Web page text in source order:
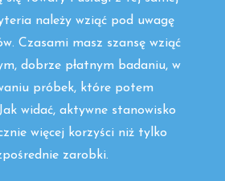
należy wziąć pod uwagę
Czasami masz szansę wziąć
dobrze płatnym badaniu, w
próbek, które potem
widać, aktywne stanowisko
więcej korzyści niż tylko
zarobki.